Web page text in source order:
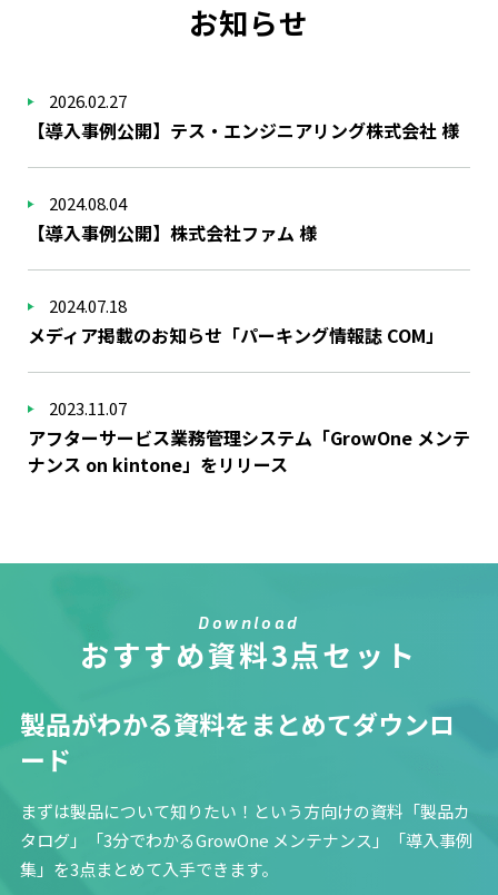
お知らせ
2026.02.27
【導入事例公開】テス・エンジニアリング株式会社 様
2024.08.04
【導入事例公開】株式会社ファム 様
2024.07.18
メディア掲載のお知らせ「パーキング情報誌 COM」
2023.11.07
アフターサービス業務管理システム「GrowOne メンテ
ナンス on kintone」をリリース
Download
おすすめ資料3点セット
製品がわかる資料をまとめてダウンロ
ード
まずは製品について知りたい！という方向けの資料「製品カ
タログ」「3分でわかるGrowOne メンテナンス」「導入事例
集」を3点まとめて入手できます。